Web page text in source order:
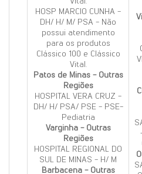
HOSP MARCIO CUNHA -
DH/ H/ M/ PSA - Não
possui atendimento
para os produtos
Clássico 100 e Clássico
Vital.
Patos de Minas - Outras
Regiões
HOSPITAL VERA CRUZ -
DH/ H/ PSA/ PSE - PSE-
Pediatria
Varginha - Outras
Regiões
HOSPITAL REGIONAL DO
SUL DE MINAS - H/ M
Barbacena - Outras